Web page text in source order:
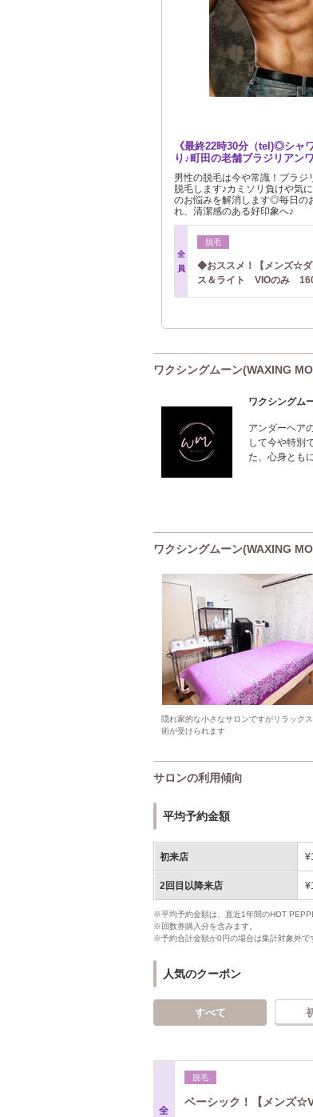
《最終22時30分（tel)◎シャ
り♪町田の老舗ブラジリアン
男性の脱毛は今や常識！ブラ
脱毛します♪カミソリ負けや気
のお悩みを解消します◎毎日の
れ、清潔感のある好印象へ♪
全
員
脱毛
◆おススメ！【メンズ☆ダ
ス＆ライト VIOのみ
ワクシングムーン(WAXING
ワクシングム
アンダーヘア
して今や特別
た、心身とも
ワクシングムーン(WAXING
隠れ家的な小さなサロンですがリラック
術が受けられます
サロンの利用傾向
平均予約金額
初来店
2回目以降来店
※平均予約金額は、直近1年間のHOT
※回数券購入分を含みます。
※予約合計金額が0円の場合は集計対象外で
人気のクーポン
すべて
全
脱毛
ベーシック！【メンズ